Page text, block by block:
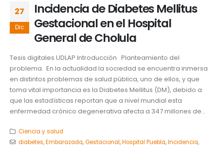
27
Dic
Incidencia de Diabetes Mellitus
Gestacional en el Hospital
General de Cholula
Tesis digitales UDLAP Introducción Planteamiento del
problema. En la actualidad la sociedad se encuentra inmersa
en distintos problemas de salud pública, uno de ellos, y que
toma vital importancia es la Diabetes Mellitus (DM), debido a
que las estadísticas reportan que a nivel mundial esta
enfermedad crónico degenerativa afecta a 347 millones de...
Ciencia y salud
diabetes,Embarazada,Gestacional,Hospital Puebla,Incidencia,